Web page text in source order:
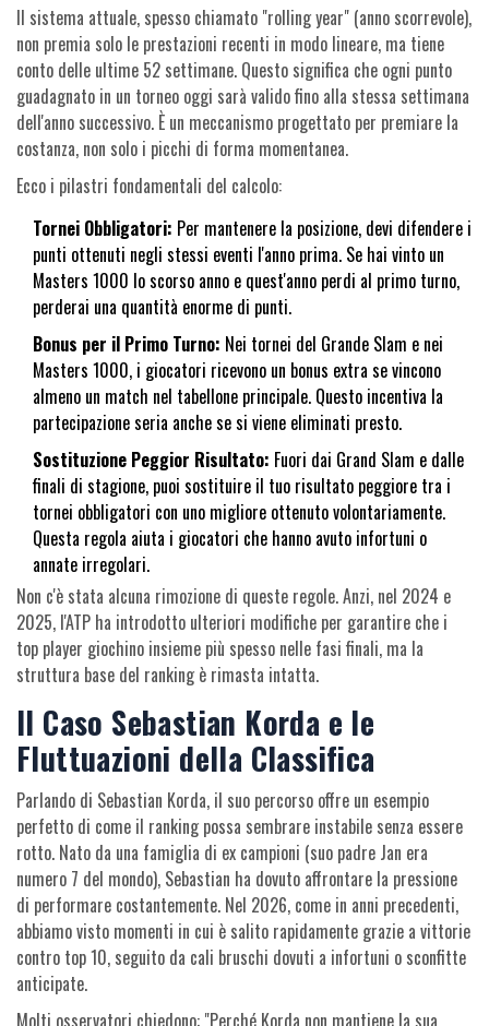
Il sistema attuale, spesso chiamato "rolling year" (anno scorrevole),
non premia solo le prestazioni recenti in modo lineare, ma tiene
conto delle ultime 52 settimane. Questo significa che ogni punto
guadagnato in un torneo oggi sarà valido fino alla stessa settimana
dell'anno successivo. È un meccanismo progettato per premiare la
costanza, non solo i picchi di forma momentanea.
Ecco i pilastri fondamentali del calcolo:
Tornei Obbligatori: Per mantenere la posizione, devi difendere i
punti ottenuti negli stessi eventi l'anno prima. Se hai vinto un
Masters 1000 lo scorso anno e quest'anno perdi al primo turno,
perderai una quantità enorme di punti.
Bonus per il Primo Turno: Nei tornei del Grande Slam e nei
Masters 1000, i giocatori ricevono un bonus extra se vincono
almeno un match nel tabellone principale. Questo incentiva la
partecipazione seria anche se si viene eliminati presto.
Sostituzione Peggior Risultato: Fuori dai Grand Slam e dalle
finali di stagione, puoi sostituire il tuo risultato peggiore tra i
tornei obbligatori con uno migliore ottenuto volontariamente.
Questa regola aiuta i giocatori che hanno avuto infortuni o
annate irregolari.
Non c'è stata alcuna rimozione di queste regole. Anzi, nel 2024 e
2025, l'ATP ha introdotto ulteriori modifiche per garantire che i
top player giochino insieme più spesso nelle fasi finali, ma la
struttura base del ranking è rimasta intatta.
Il Caso Sebastian Korda e le
Fluttuazioni della Classifica
Parlando di Sebastian Korda, il suo percorso offre un esempio
perfetto di come il ranking possa sembrare instabile senza essere
rotto. Nato da una famiglia di ex campioni (suo padre Jan era
numero 7 del mondo), Sebastian ha dovuto affrontare la pressione
di performare costantemente. Nel 2026, come in anni precedenti,
abbiamo visto momenti in cui è salito rapidamente grazie a vittorie
contro top 10, seguito da cali bruschi dovuti a infortuni o sconfitte
anticipate.
Molti osservatori chiedono: "Perché Korda non mantiene la sua